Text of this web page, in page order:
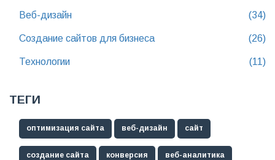
Веб-дизайн (34)
Создание сайтов для бизнеса (26)
Технологии (11)
ТЕГИ
оптимизация сайта веб-дизайн сайт
создание сайта конверсия веб-аналитика